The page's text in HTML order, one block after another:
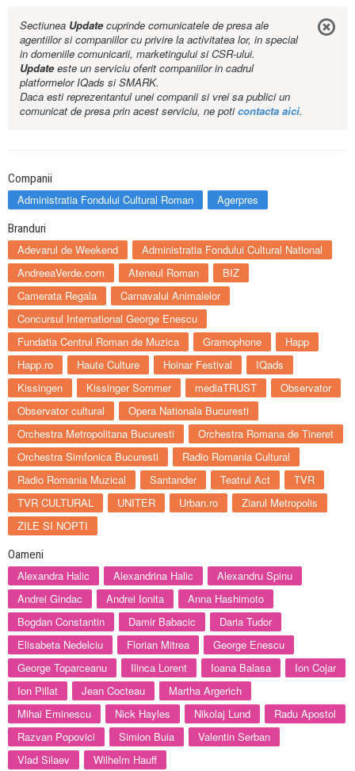
Sectiunea Updatecuprinde comunicatele de presa ale
agentiilor si companiilor cu privire la activitatea lor, in special
in domeniile comunicarii, marketingului si CSR-ului.
Updateeste un serviciu oferit companiilor in cadrul
platformelor IQads si SMARK.
Daca esti reprezentantul unei companii si vrei sa publici un
comunicat de presa prin acest serviciu, ne poticontacta aici.
Companii
Administratia Fondului Cultural Roman Agerpres
Branduri
Adevarul de Weekend
Administratia Fondului Cultural National
AndreeaVerde.com
Ateneul Roman
BIZ
Camerata Regala
Carnavalul Animalelor
Concursul International George Enescu
Fundatia Centrul Roman de Muzica
Gramophone
Happ
Happ.ro
Haute Culture Hoinar Festival
IQads
Kissingen
Kissinger Sommer mediaTRUST
Observator
Observator cultural
Opera Nationala Bucuresti
Orchestra Metropolitana Bucuresti
Orchestra Romana de Tineret
Orchestra Simfonica Bucuresti
Radio Romania Cultural
Radio Romania Muzical
Santander Teatrul Act
TVR
TVR CULTURAL
UNITER Urban.ro
Ziarul Metropolis
ZILE SI NOPTI
Oameni
Alexandra Halic Alexandrina Halic
Alexandru Spinu
Andrei Gindac
Andrei Ionita
Anna Hashimoto
Bogdan Constantin
Damir Babacic
Daria Tudor
Elisabeta Nedelciu
Florian Mitrea
George Enescu
George Toparceanu
Ilinca Lorent Ioana Balasa
Ion Cojar
Ion Pillat
Jean Cocteau
Martha Argerich
Mihai Eminescu
Nick Hayles Nikolaj Lund
Radu Apostol
Razvan Popovici
Simion Buia
Valentin Serban
Vlad Silaev
Wilhelm Hauff